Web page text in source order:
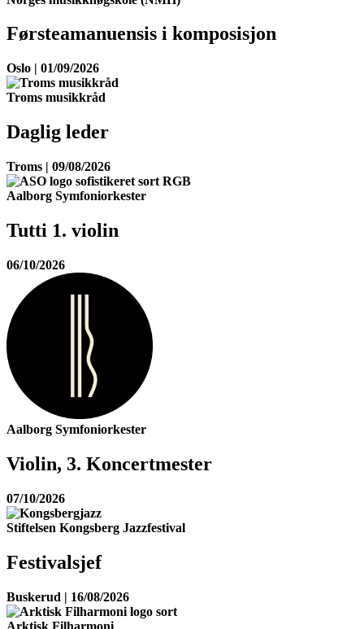
Førsteamanuensis i komposisjon
Oslo | 01/09/2026
Troms musikkråd
Daglig leder
Troms | 09/08/2026
Aalborg Symfoniorkester
Tutti 1. violin
06/10/2026
Aalborg Symfoniorkester
Violin, 3. Koncertmester
07/10/2026
Stiftelsen Kongsberg Jazzfestival
Festivalsjef
Buskerud | 16/08/2026
Arktisk Filharmoni